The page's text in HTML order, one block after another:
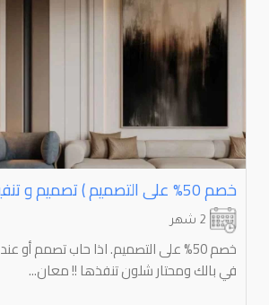
خصم 50% على التصميم. اذا حاب تصمم
في بالك ومحتار شلون تنفذها !! معان...